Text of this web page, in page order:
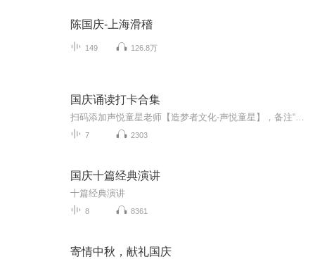
陈国庆-上海滑稽
149 126.8万
国庆诵读打卡合集
7 2303
国庆十篇经典演讲
十篇经典演讲
8 8361
寄情中秋，献礼国庆